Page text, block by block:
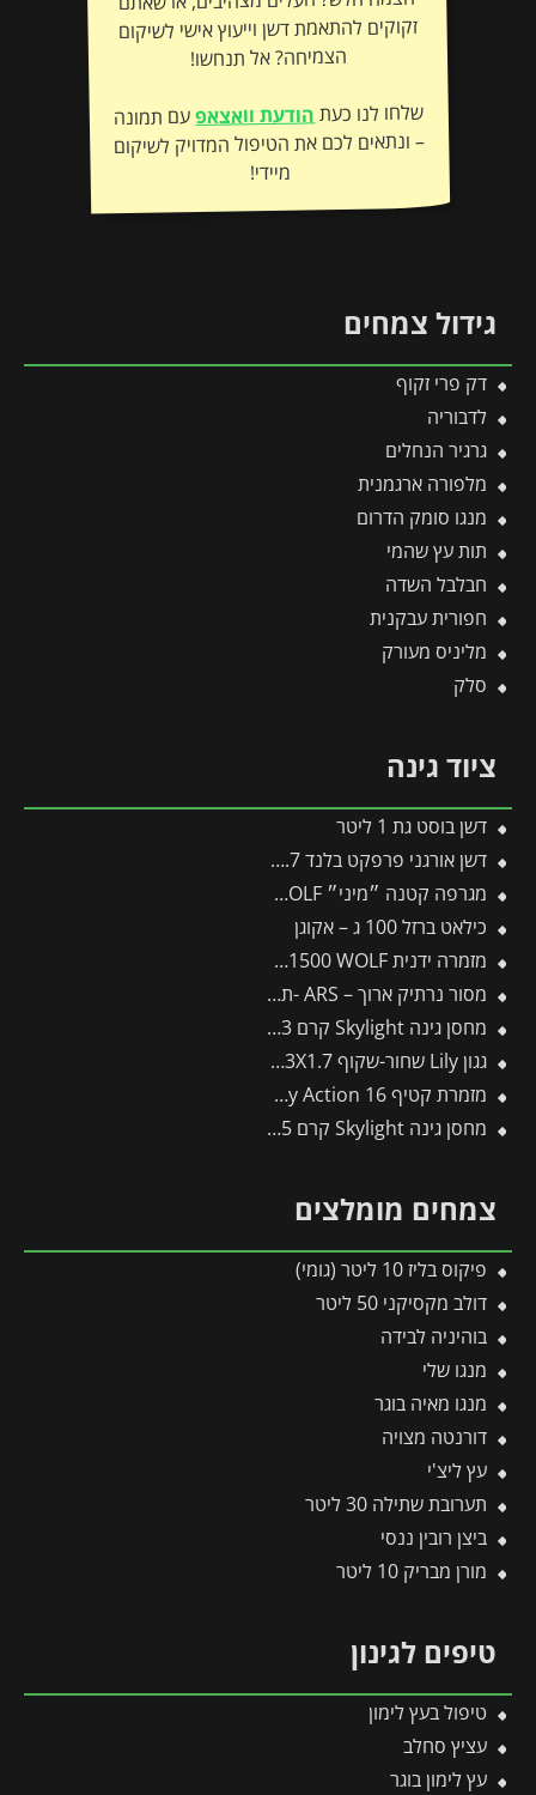
הצמיחה? אל תנחשו!
שלחו לנו כעתהודעת וואצאפעם תמונה
– ונתאים לכם את הטיפול המדויק לשיקום
מיידי!
גידול צמחים
דק פרי זקוף
לדבוריה
גרגיר הנחלים
מלפורה ארגמנית
מנגו סומק הדרום
תות עץ שהמי
חבלבל השדה
חפורית עבקנית
מליניס מעורק
סלק
ציוד גינה
דשן בוסט גת 1 ליטר
דשן אורגני פרפקט בלנד 2.7 ק"ג
מגרפה קטנה ״מיני״ LJ-M/zm15 – WOLF
כילאט ברזל 100 ג – אקוגן
מזמרה ידנית by-pass indoor RR1500 WOLF
מסור נרתיק ארוך – ARS -תבור
מחסן גינה Skylight קרם 1.9X2.3 מבית פלרם – קנופיה
גגון Lily שחור-שקוף 1.3X1.7 בעיצוב רטרו מבית פלרם – Canopia
מזמרת קטיף 16 Easy Action ס"מ פיסקארס
מחסן גינה Skylight קרם 1.9X1.5 מבית פלרם – קנופיה
צמחים מומלצים
פיקוס בליז 10 ליטר (גומי)
דולב מקסיקני 50 ליטר
בוהיניה לבידה
מנגו שלי
מנגו מאיה בוגר
דורנטה מצויה
עץ ליצ'י
תערובת שתילה 30 ליטר
ביצן רובין ננסי
מורן מבריק 10 ליטר
טיפים לגינון
טיפול בעץ לימון
עציץ סחלב
עץ לימון בוגר